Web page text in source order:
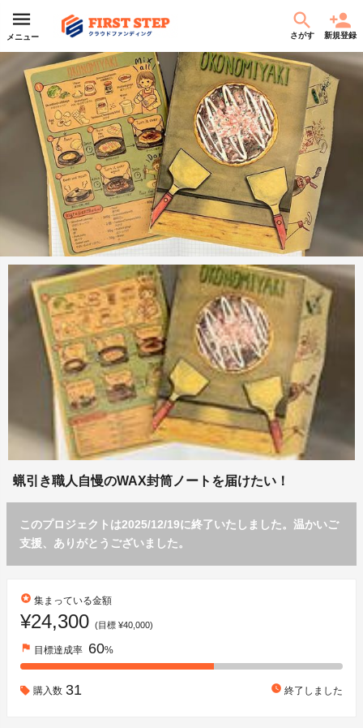
メニュー さがす 新規登録
蝋引き職人自慢のWAX封筒ノートを届けたい！
このプロジェクトは2025/12/19に終了いたしました。温かいご
支援、ありがとうございました。
stars 集まっている金額
¥24,300 (目標 ¥40,000)
flag 目標達成率 60%
購入数 31 watch_later 終了しました